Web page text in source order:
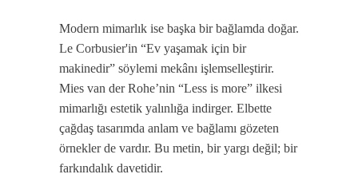
Modern mimarlık ise başka bir bağlamda doğar.
Le Corbusier'in “Ev yaşamak için bir
makinedir” söylemi mekânı işlemselleştirir.
Mies van der Rohe’nin “Less is more” ilkesi
mimarlığı estetik yalınlığa indirger. Elbette
çağdaş tasarımda anlam ve bağlamı gözeten
örnekler de vardır. Bu metin, bir yargı değil; bir
farkındalık davetidir.